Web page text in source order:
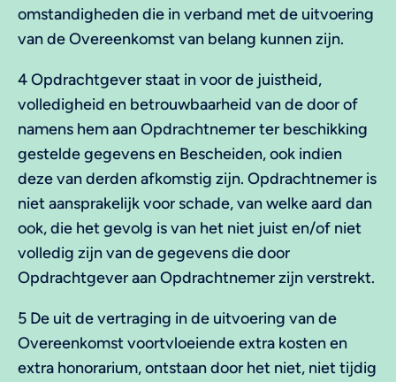
omstandigheden die in verband met de uitvoering
van de Overeenkomst van belang kunnen zijn.
4 Opdrachtgever staat in voor de juistheid,
volledigheid en betrouwbaarheid van de door of
namens hem aan Opdrachtnemer ter beschikking
gestelde gegevens en Bescheiden, ook indien
deze van derden afkomstig zijn. Opdrachtnemer is
niet aansprakelijk voor schade, van welke aard dan
ook, die het gevolg is van het niet juist en/of niet
volledig zijn van de gegevens die door
Opdrachtgever aan Opdrachtnemer zijn verstrekt.
5 De uit de vertraging in de uitvoering van de
Overeenkomst voortvloeiende extra kosten en
extra honorarium, ontstaan door het niet, niet tijdig